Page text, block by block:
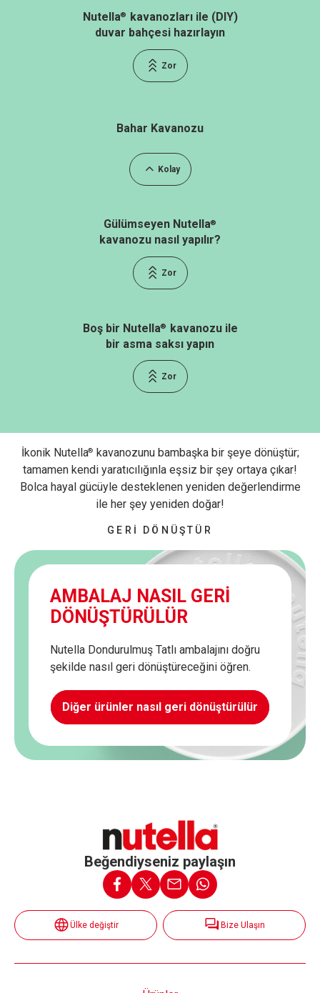
Nutella®
kavanozları ile (DIY)
duvar bahçesi hazırlayın
Zor
Bahar Kavanozu
Kolay
Gülümseyen Nutella®
kavanozu nasıl yapılır?
Zor
Boş bir Nutella®
kavanozu ile
bir asma saksı yapın
Zor
İkonik Nutella® kavanozunu bambaşka bir şeye dönüştür;
tamamen kendi yaratıcılığınla eşsiz bir şey ortaya çıkar!
Bolca hayal gücüyle desteklenen yeniden değerlendirme
ile her şey yeniden doğar!
GERİ DÖNÜŞTÜR
AMBALAJ NASIL GERİ
DÖNÜŞTÜRÜLÜR
Nutella Dondurulmuş Tatlı ambalajını doğru
şekilde nasıl geri dönüştüreceğini öğren.
Diğer ürünler nasıl geri dönüştürülür
Beğendiyseniz paylaşın
Ülke değiştir Bize Ulaşın